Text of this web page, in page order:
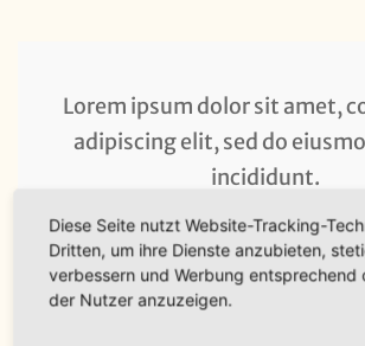
Lorem ipsum dolor sit amet,
adipiscing elit, sed do
incididunt.
CLICK ME
Diese Seite nutzt Website-Tracking-
Dritten, um ihre Dienste anzubieten,
verbessern und Werbung entsprechend
der Nutzer anzuzeigen.